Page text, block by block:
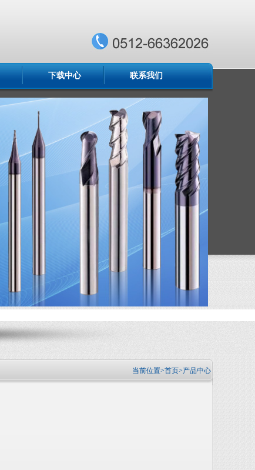
下载中心 联系我们
当前位置>首页>产品中心